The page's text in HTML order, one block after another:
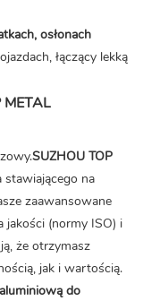
osłonach
łączący lekką
SUZHOU TOP
stawiającego na
zaawansowane
jakości (normy ISO) i
że otrzymasz
jak i wartością.
do